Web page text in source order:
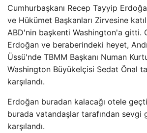
Cumhurbaşkanı Recep Tayyip
ve Hükümet Başkanları Zirvesine
ABD'nin başkenti Washington'a gitti.
Erdoğan ve beraberindeki heyet,
Üssü'nde TBMM Başkanı Numan
Washington Büyükelçisi Sedat Önal
karşılandı.
Erdoğan buradan kalacağı otele
burada vatandaşlar tarafından sevgi
karşılandı.